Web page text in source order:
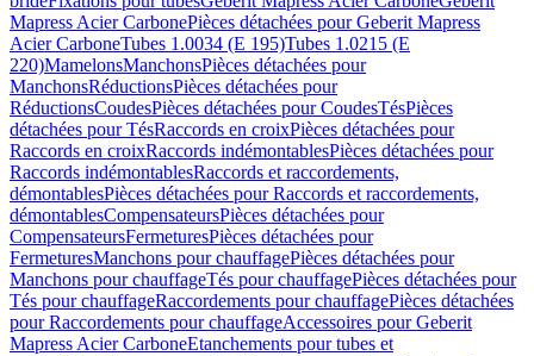
Mapress Acier CarbonePièces détachées pour Geberit Mapress
Acier CarboneTubes 1.0034 (E 195)Tubes 1.0215 (E
220)MamelonsManchonsPièces détachées pour
ManchonsRéductionsPièces détachées pour
RéductionsCoudesPièces détachées pour CoudesTésPièces
détachées pour TésRaccords en croixPièces détachées pour
Raccords en croixRaccords indémontablesPièces détachées pour
Raccords indémontablesRaccords et raccordements,
démontablesPièces détachées pour Raccords et raccordements,
démontablesCompensateursPièces détachées pour
CompensateursFermeturesPièces détachées pour
FermeturesManchons pour chauffagePièces détachées pour
Manchons pour chauffageTés pour chauffagePièces détachées pour
Tés pour chauffageRaccordements pour chauffagePièces détachées
pour Raccordements pour chauffageAccessoires pour Geberit
Mapress Acier CarboneEtanchements pour tubes et